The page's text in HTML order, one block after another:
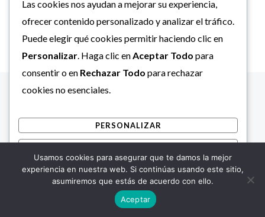
Las cookies nos ayudan a mejorar su experiencia,
ofrecer contenido personalizado y analizar el tráfico.
Puede elegir qué cookies permitir haciendo clic en
Personalizar. Haga clic enAceptar Todo para
consentir o en Rechazar Todo para rechazar
cookies no esenciales.
PERSONALIZAR
ACEPTAR TODO
Desarrollado por
Usamos cookies para asegurar que te damos la mejor
experiencia en nuestra web. Si continúas usando este sitio,
asumiremos que estás de acuerdo con ello.
Aceptar